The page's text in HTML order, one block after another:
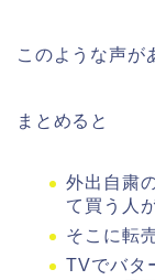
このような声が
まとめると
外出自粛
て買う人
そこに転
TVでバタ